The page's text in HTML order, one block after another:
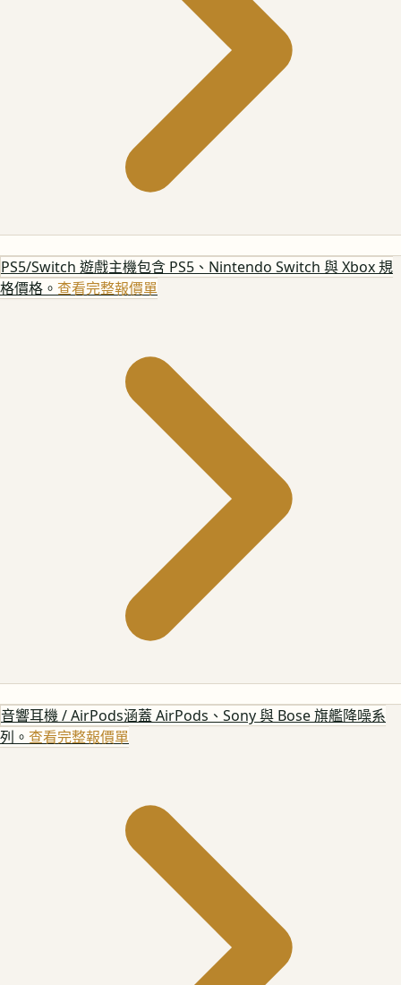
PS5/Switch 遊戲主機包含 PS5、Nintendo Switch 與 Xbox 規
格價格。 查看完整報價單
音響耳機 / AirPods涵蓋 AirPods、Sony 與 Bose 旗艦降噪系
列。 查看完整報價單